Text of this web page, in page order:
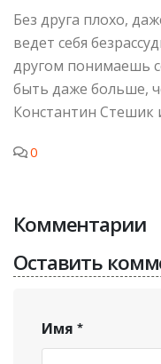
Без друга плохо,
ведет себя
другом понимаешь
быть даже больше,
Константин Стешик
0
Комментарии
Оставить
Имя